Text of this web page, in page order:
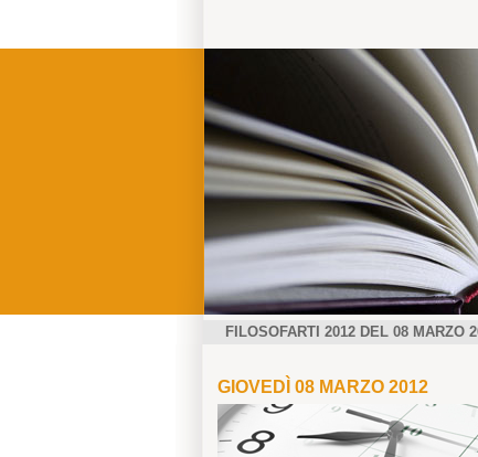
FILOSOFARTI 2012 DEL 08 MARZO
GIOVEDÌ 08 MARZO 2012